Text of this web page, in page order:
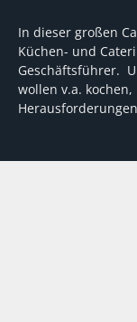
In dieser großen
Küchen- und
Geschäftsführer.
wollen v.a.